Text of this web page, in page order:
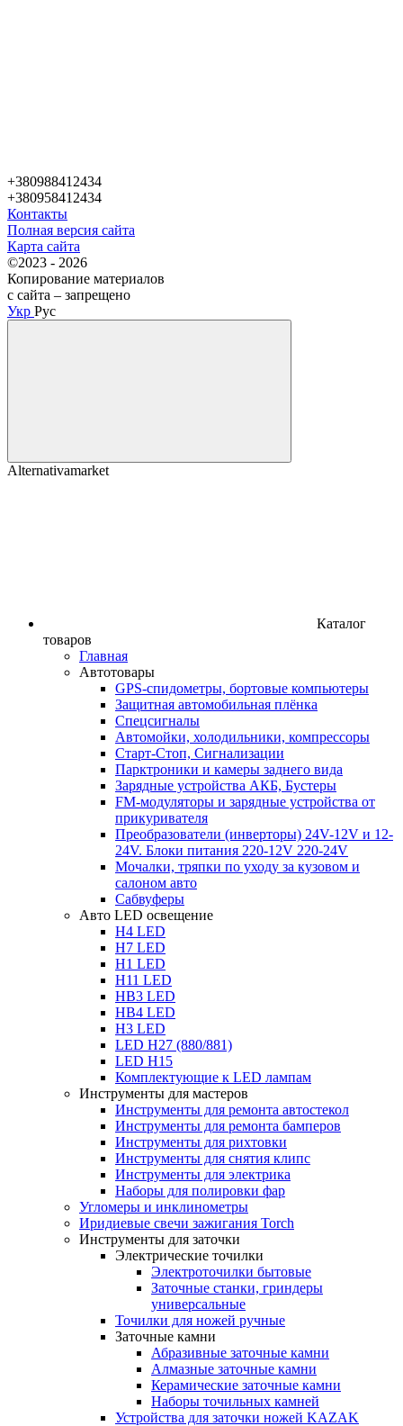
+380988412434
+380958412434
Контакты
Полная версия сайта
Карта сайта
©2023 - 2026
Копирование материалов
с сайта – запрещено
Укр Рус
Alternativamarket
Каталог
товаров
Главная
Автотовары
GPS-спидометры, бортовые компьютеры
Защитная автомобильная плёнка
Спецсигналы
Автомойки, холодильники, компрессоры
Старт-Стоп, Сигнализации
Парктроники и камеры заднего вида
Зарядные устройства АКБ, Бустеры
FM-модуляторы и зарядные устройства от
прикуривателя
Преобразователи (инверторы) 24V-12V и 12-
24V. Блоки питания 220-12V 220-24V
Мочалки, тряпки по уходу за кузовом и
салоном авто
Сабвуферы
Авто LED освещение
H4 LED
H7 LED
H1 LED
H11 LED
HB3 LED
HB4 LED
H3 LED
LED H27 (880/881)
LED H15
Комплектующие к LED лампам
Инструменты для мастеров
Инструменты для ремонта автостекол
Инструменты для ремонта бамперов
Инструменты для рихтовки
Инструменты для снятия клипс
Инструменты для электрика
Наборы для полировки фар
Угломеры и инклинометры
Иридиевые свечи зажигания Torch
Инструменты для заточки
Электрические точилки
Электроточилки бытовые
Заточные станки, гриндеры
универсальные
Точилки для ножей ручные
Заточные камни
Абразивные заточные камни
Алмазные заточные камни
Керамические заточные камни
Наборы точильных камней
Устройства для заточки ножей KAZAK